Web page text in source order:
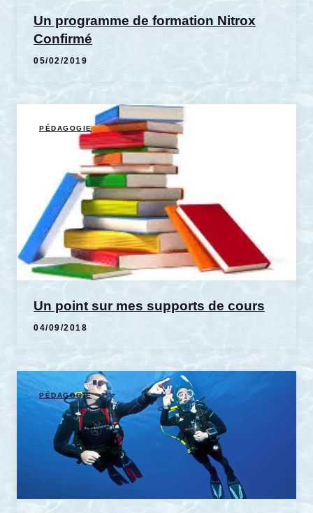
Un programme de formation Nitrox
Confirmé
05/02/2019
PÉDAGOGIE
Un point sur mes supports de cours
04/09/2018
PÉDAGOGIE